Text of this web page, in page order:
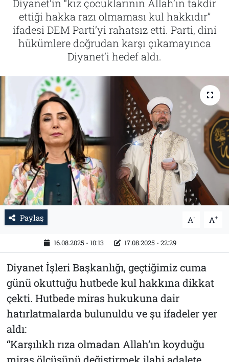
Diyanet’in “kız çocuklarının Allah’ın takdir
ettiği hakka razı olmaması kul hakkıdır”
ifadesi DEM Parti’yi rahatsız etti. Parti, dini
hükümlere doğrudan karşı çıkamayınca
Diyanet’i hedef aldı.
Paylaş A- A+
16.08.2025 - 10:13 17.08.2025 - 22:29
Diyanet İşleri Başkanlığı, geçtiğimiz cuma
günü okuttuğu hutbede kul hakkına dikkat
çekti. Hutbede miras hukukuna dair
hatırlatmalarda bulunuldu ve şu ifadeler yer
aldı:
“Karşılıklı rıza olmadan Allah’ın koyduğu
miras ölçüsünü değiştirmek ilahi adalete
Tarih
İletişim
Künye